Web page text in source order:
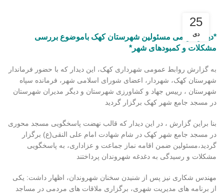
25
دی
*دیدار مردمی مسئولین شهرستان کهک باموضوع بررسی
مشکلات و کمبودهای شهر*
به گزارش روابط عمومی شهرداری کهک، این دیدار که با حضور فرماندار
شهرستان کهک، شهردار، اعضای شورای اسلامی شهر، فرمانده سپاه
شهرستان ، رییس جهاد و کشاورزی شهرستان و دیگر مدیران شهرستان
در مسجد جامع شهر کهک برگزار گردید
بنا براین گزارش ، در این دیدار که قالب نهضت پاسخگویی مسجد محوری
در مسجد جامع شهر کهک در شام شهادت امام علی النقی(ع) برگزار
گردید،مسئولین ضمن اقامه نماز جماعت و عزاداری، به پاسخگویی
مشکلات و رسیدگی به دغدغه شهروندان پرداختند
مهندس شکاری نیز پس از شنیدن سخنان شهروندان، اظهار داشت: یکی
از برنامه های مدیریت شهری، برگزاری ملاقات های مردمی در مساجد